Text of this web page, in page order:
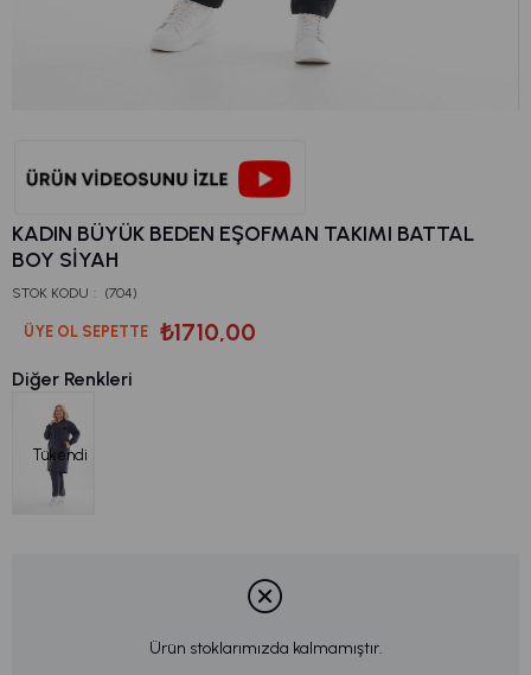
KADIN BÜYÜK BEDEN EŞOFMAN TAKIMI BATTAL
BOY SİYAH
STOK KODU (704)
ÜYE OL SEPETTE ₺1710,00
Diğer Renkleri
Tükendi
Ürün stoklarımızda kalmamıştır.